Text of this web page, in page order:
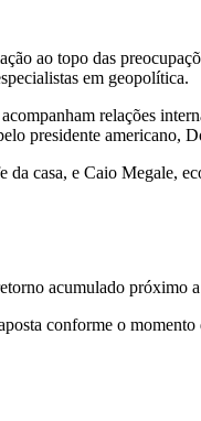
ao topo das
em geopolítica.
relações
presidente americano,
casa, e Caio Megale,
acumulado próximo
conforme o